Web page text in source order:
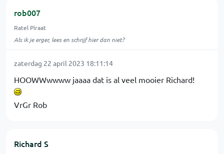
rob007
Ratel Piraat
Als ik je erger, lees en schrijf hier dan niet?
zaterdag 22 april 2023 18:11:14
HOOWWwwww jaaaa dat is al veel mooier Richard!
VrGr Rob
Richard S